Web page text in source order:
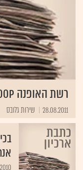
רשת האופנה YOOP פותחת 4 סניפים חדשים
28.08.2011 שירות גלובס